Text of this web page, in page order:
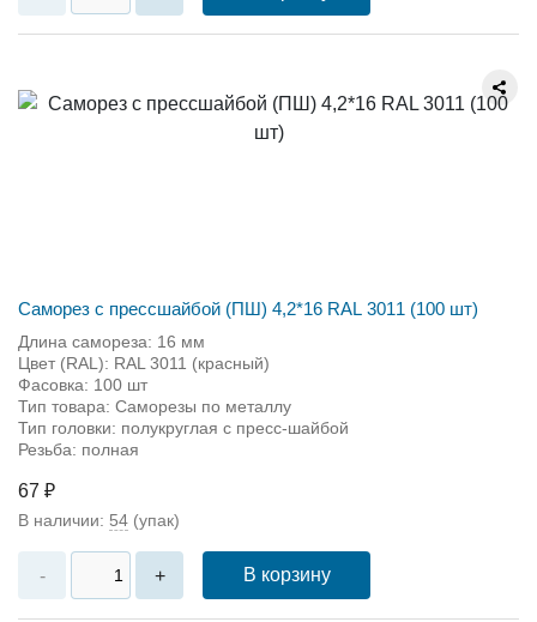
Саморез с прессшайбой (ПШ) 4,2*16 RAL 3011 (100 шт)
Длина самореза: 16 мм
Цвет (RAL): RAL 3011 (красный)
Фасовка: 100 шт
Тип товара: Саморезы по металлу
Тип головки: полукруглая с пресс-шайбой
Резьба: полная
67 ₽
В наличии: 54 (упак)
- + В корзину